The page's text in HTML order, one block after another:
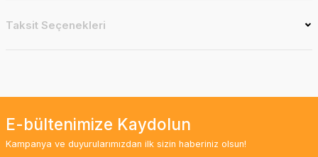
Taksit Seçenekleri
E-bültenimize Kaydolun
Kampanya ve duyurularımızdan ilk sizin haberiniz olsun!